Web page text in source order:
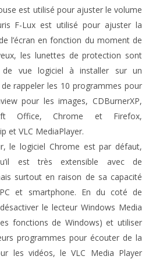
est utilisé pour ajuster le volume
F-Lux est utilisé pour ajuster la
l’écran en fonction du moment de
les lunettes de protection sont
vue logiciel à installer sur un
rappeler les 10 programmes pour
pour les images, CDBurnerXP,
Office, Chrome et Firefox,
et VLC MediaPlayer.
le logiciel Chrome est par défaut,
est très extensible avec de
surtout en raison de sa capacité
et smartphone. En du coté de
le lecteur Windows Media
fonctions de Windows) et utiliser
programmes pour écouter de la
les vidéos, le VLC Media Player